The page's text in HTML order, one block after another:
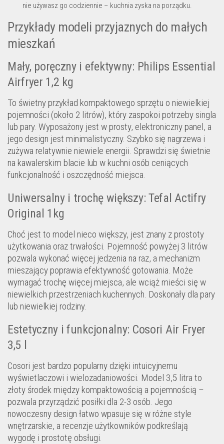
nie używasz go codziennie – kuchnia zyska na porządku.
Przykłady modeli przyjaznych do małych
mieszkań
Mały, poręczny i efektywny: Philips Essential
Airfryer 1,2 kg
To świetny przykład kompaktowego sprzętu o niewielkiej
pojemności (około 2 litrów), który zaspokoi potrzeby singla
lub pary. Wyposażony jest w prosty, elektroniczny panel, a
jego design jest minimalistyczny. Szybko się nagrzewa i
zużywa relatywnie niewiele energii. Sprawdzi się świetnie
na kawalerskim blacie lub w kuchni osób ceniących
funkcjonalność i oszczędność miejsca.
Uniwersalny i trochę większy: Tefal Actifry
Original 1kg
Choć jest to model nieco większy, jest znany z prostoty
użytkowania oraz trwałości. Pojemność powyżej 3 litrów
pozwala wykonać więcej jedzenia na raz, a mechanizm
mieszający poprawia efektywność gotowania. Może
wymagać trochę więcej miejsca, ale wciąż mieści się w
niewielkich przestrzeniach kuchennych. Doskonały dla pary
lub niewielkiej rodziny.
Estetyczny i funkcjonalny: Cosori Air Fryer
3,5 l
Cosori jest bardzo popularny dzięki intuicyjnemu
wyświetlaczowi i wielozadaniowości. Model 3,5 litra to
złoty środek między kompaktowością a pojemnością –
pozwala przyrządzić posiłki dla 2-3 osób. Jego
nowoczesny design łatwo wpasuje się w różne style
wnętrzarskie, a recenzje użytkowników podkreślają
wygodę i prostotę obsługi.